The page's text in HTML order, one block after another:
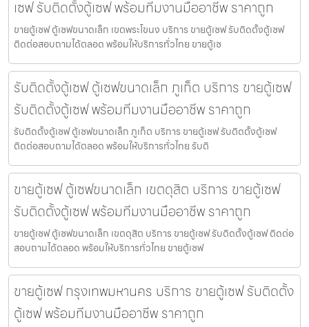
เซฟ รับติดตั้งตู้เซฟ พร้อมทีมงานมืออาชีพ ราคาถูก
ขายตู้เซฟ ตู้เซฟขนาดเล็ก เขตพระโขนง บริการ ขายตู้เซฟ รับติดตั้งตู้เซฟ
ติดต่อสอบถามได้ตลอด พร้อมให้บริการทั่วไทย ขายตู้เซ
รับติดตั้งตู้เซฟ ตู้เซฟขนาดเล็ก ภูเก็ต บริการ ขายตู้เซฟ
รับติดตั้งตู้เซฟ พร้อมทีมงานมืออาชีพ ราคาถูก
รับติดตั้งตู้เซฟ ตู้เซฟขนาดเล็ก ภูเก็ต บริการ ขายตู้เซฟ รับติดตั้งตู้เซฟ
ติดต่อสอบถามได้ตลอด พร้อมให้บริการทั่วไทย รับติ
ขายตู้เซฟ ตู้เซฟขนาดเล็ก เขตดุสิต บริการ ขายตู้เซฟ
รับติดตั้งตู้เซฟ พร้อมทีมงานมืออาชีพ ราคาถูก
ขายตู้เซฟ ตู้เซฟขนาดเล็ก เขตดุสิต บริการ ขายตู้เซฟ รับติดตั้งตู้เซฟ ติดต่อ
สอบถามได้ตลอด พร้อมให้บริการทั่วไทย ขายตู้เซฟ
ขายตู้เซฟ กรุงเทพมหานคร บริการ ขายตู้เซฟ รับติดตั้ง
ตู้เซฟ พร้อมทีมงานมืออาชีพ ราคาถูก